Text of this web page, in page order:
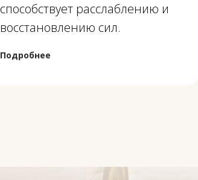
способствует расслаблению и
восстановлению сил.
Подробнее